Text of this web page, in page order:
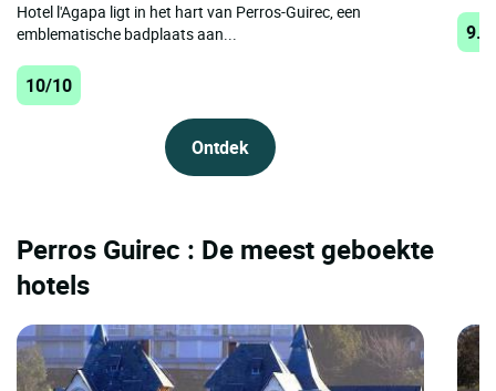
Hotel l'Agapa ligt in het hart van Perros-Guirec, een
emblematische badplaats aan...
10/10
Ontdek
Perros Guirec : De meest geboekte
hotels